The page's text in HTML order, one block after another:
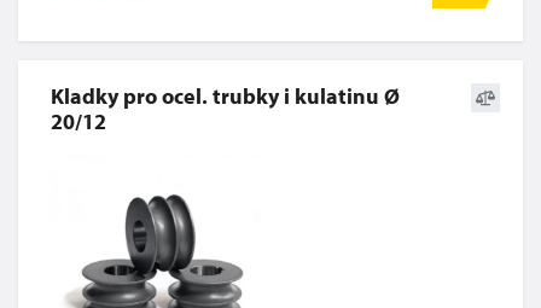
Kladky pro ocel. trubky i kulatinu Ø
20/12